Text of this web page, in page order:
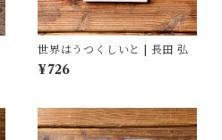
世界はうつくしいと | 長田 弘
¥726